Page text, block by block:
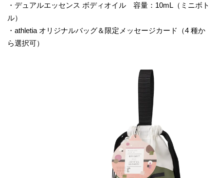
・デュアルエッセンス ボディオイル 容量：10mL（ミニボト
ル）
・athletia オリジナルバッグ＆限定メッセージカード（4 種か
ら選択可）